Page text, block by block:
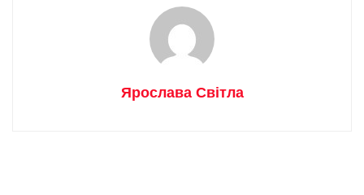
Ярослава Світла